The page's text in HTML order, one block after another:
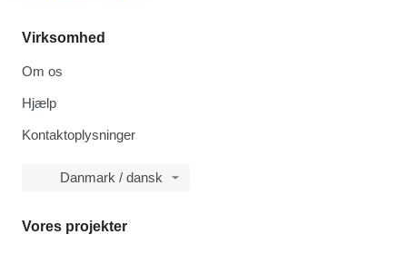
Virksomhed
Om os
Hjælp
Kontaktoplysninger
Danmark / dansk
Vores projekter